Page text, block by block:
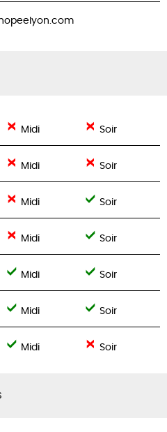
Midi Soir
Midi Soir
Midi Soir
Midi Soir
Midi Soir
Midi Soir
Midi Soir